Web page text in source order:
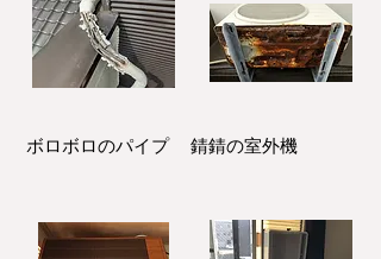
ボロボロのパイプ 錆錆の室外機